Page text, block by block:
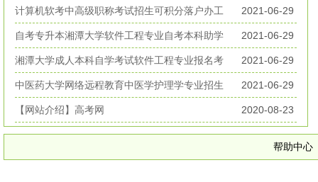
休无加班
计算机软考中高级职称考试招生可积分落户办工
作居住证
2021-06-29
自考专升本湘潭大学软件工程专业自考本科助学
考试招生
2021-06-29
湘潭大学成人本科自学考试软件工程专业报名考
试简章
2021-06-29
中医药大学网络远程教育中医学护理学专业招生
简章
2021-06-29
【网站介绍】高考网 2020-08-23
帮助中心